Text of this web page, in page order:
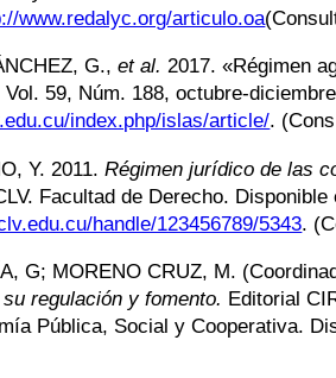
www.redalyc.org/articulo.oa
, G., et al. 2017. «Régimen
Vol. 59, Núm. 188, octubre-
index.php/islas/article/.
, Y. 2011. Régimen jurídico de las
Facultad de Derecho.
handle/123456789/5343.
, G; MORENO CRUZ, M.
regulación y fomento. Editorial
Pública, Social y Cooperativa.